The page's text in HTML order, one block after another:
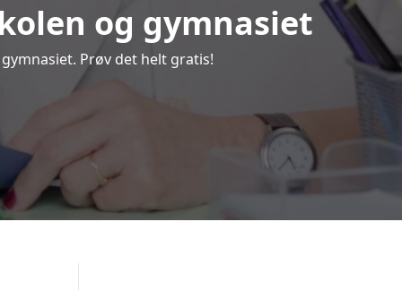
og gymnasiet
Prøv det helt gratis!